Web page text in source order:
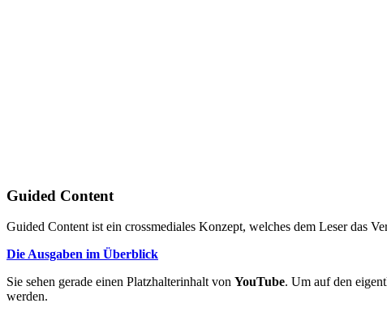
Guided Content
Guided Content ist ein crossmediales Konzept, welches dem Leser das
Die Ausgaben im Überblick
Sie sehen gerade einen Platzhalterinhalt von YouTube. Um auf den
werden.